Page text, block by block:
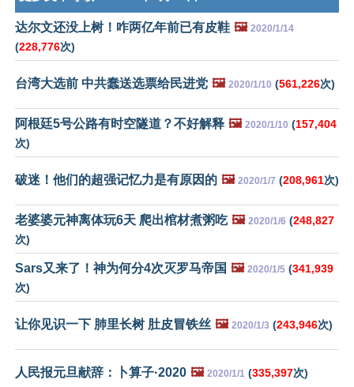
达尔文还没上树！咋两亿年前已有皮鞋 🖼️ 2020/1/14
(228,776次)
台湾大选前 中共蠢送选票给民进党 🖼️ 2020/1/10 (561,226次)
阿根廷5号公路有时空隧道？不好解释 🖼️ 2020/1/10 (157,404
次)
破迷！他们的超强记忆力是有原因的 🖼️ 2020/1/7 (208,961次)
老婆婆元神离体玩6天 爬出棺材煮粥吃 🖼️ 2020/1/6 (248,827
次)
Sars又来了！神为何分4次灭罗马帝国 🖼️ 2020/1/5 (341,939
次)
让你见识一下 肺里长树 肚皮冒铁丝 🖼️ 2020/1/3 (243,946次)
人民报元旦献辞：卜算子·2020 🖼️ 2020/1/1 (335,397次)